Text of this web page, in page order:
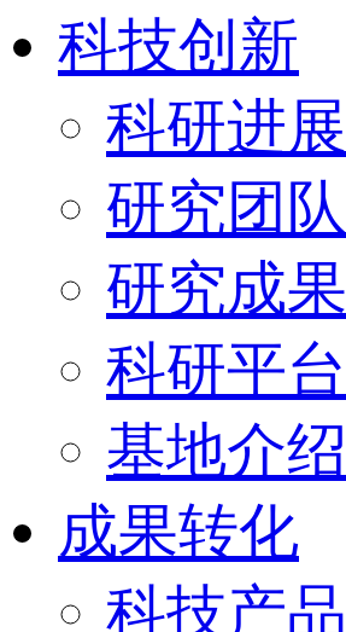
科技创新
科研进展
研究团队
研究成果
科研平台
基地介绍
成果转化
科技产品